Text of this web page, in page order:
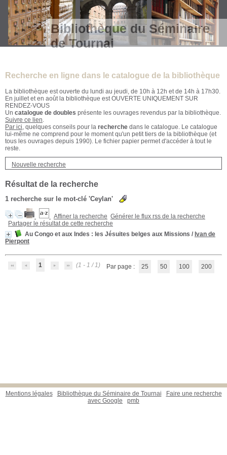
Bibliothèque du Séminaire
de Tournai
Recherche en ligne dans le catalogue de la bibliothèque
La bibliothèque est ouverte du lundi au jeudi, de 10h à 12h et de 14h à 17h30.
En juillet et en août la bibliothèque est OUVERTE UNIQUEMENT SUR
RENDEZ-VOUS
Un catalogue de doubles présente les ouvrages revendus par la bibliothèque.
Suivre ce lien.
Par ici, quelques conseils pour la recherche dans le catalogue. Le catalogue
lui-même ne comprend pour le moment qu'un petit tiers de la bibliothèque (et
tous les ouvrages depuis 1990). Le fichier papier permet d'accéder à tout le
reste.
Nouvelle recherche
Résultat de la recherche
1 recherche sur le mot-clé 'Ceylan'
Affiner la recherche Générer le flux rss de la recherche
Partager le résultat de cette recherche
Au Congo et aux Indes : les Jésuites belges aux Missions / Ivan de
Pierpont
1 (1 - 1 / 1) Par page : 25 50 100 200
Mentions légales Bibliothèque du Séminaire de Tournai
Faire une recherche
avec Google
pmb